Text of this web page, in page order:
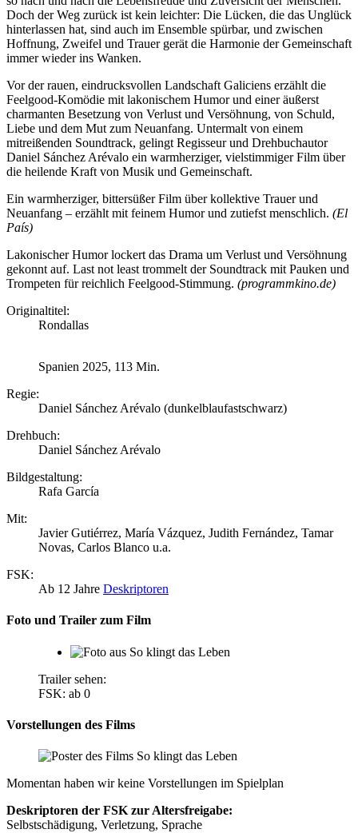
Doch der Weg zurück ist kein leichter: Die Lücken, die das Unglück
hinterlassen hat, sind auch im Ensemble spürbar, und zwischen
Hoffnung, Zweifel und Trauer gerät die Harmonie der Gemeinschaft
immer wieder ins Wanken.
Vor der rauen, eindrucksvollen Landschaft Galiciens erzählt die
Feelgood-Komödie mit lakonischem Humor und einer äußerst
charmanten Besetzung von Verlust und Versöhnung, von Schuld,
Liebe und dem Mut zum Neuanfang. Untermalt von einem
mitreißenden Soundtrack, gelingt Regisseur und Drehbuchautor
Daniel Sánchez Arévalo ein warmherziger, vielstimmiger Film über
die heilende Kraft von Musik und Gemeinschaft.
Ein warmherziger, bittersüßer Film über kollektive Trauer und
Neuanfang – erzählt mit feinem Humor und zutiefst menschlich. (El
País)
Lakonischer Humor lockert das Drama um Verlust und Versöhnung
gekonnt auf. Last not least trommelt der Soundtrack mit Pauken und
Trompeten für reichlich Feelgood-Stimmung. (programmkino.de)
Originaltitel:
Rondallas
Spanien 2025, 113 Min.
Regie:
Daniel Sánchez Arévalo (dunkelblaufastschwarz)
Drehbuch:
Daniel Sánchez Arévalo
Bildgestaltung:
Rafa García
Mit:
Javier Gutiérrez, María Vázquez, Judith Fernández, Tamar
Novas, Carlos Blanco u.a.
FSK:
Ab 12 Jahre Deskriptoren
Foto und Trailer zum Film
Trailer sehen:
FSK: ab 0
Vorstellungen des Films
Momentan haben wir keine Vorstellungen im Spielplan
Deskriptoren der FSK zur Altersfreigabe:
Selbstschädigung, Verletzung, Sprache